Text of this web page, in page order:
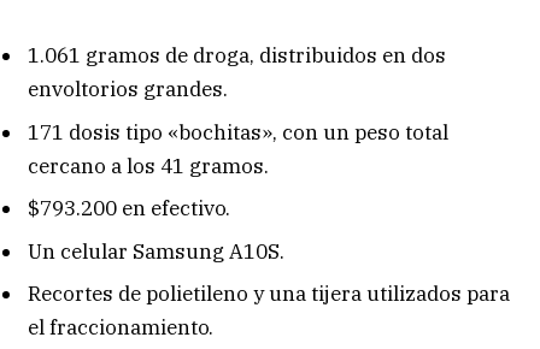
1.061 gramos de droga, distribuidos en dos
envoltorios grandes.
171 dosis tipo «bochitas», con un peso total
cercano a los 41 gramos.
$793.200 en efectivo.
Un celular Samsung A10S.
Recortes de polietileno y una tijera utilizados para
el fraccionamiento.